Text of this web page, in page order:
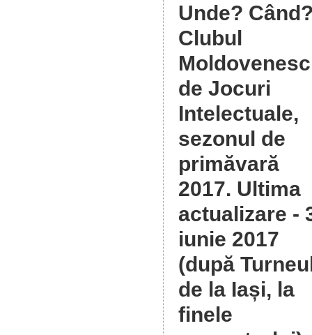
Unde?
Clubul
Moldovenesc
de Jocuri
Intelectuale,
sezonul de
primăvară
2017. Ultima
actualizare -
iunie 2017
(după
de la Iași, la
finele